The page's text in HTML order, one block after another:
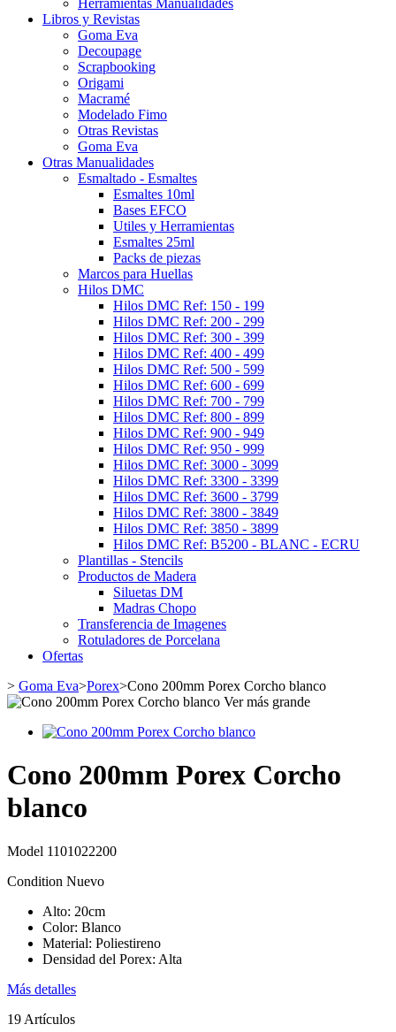
Libros y Revistas
Goma Eva
Decoupage
Scrapbooking
Origami
Macramé
Modelado Fimo
Otras Revistas
Goma Eva
Otras Manualidades
Esmaltado - Esmaltes
Esmaltes 10ml
Bases EFCO
Utiles y Herramientas
Esmaltes 25ml
Packs de piezas
Marcos para Huellas
Hilos DMC
Hilos DMC Ref: 150 - 199
Hilos DMC Ref: 200 - 299
Hilos DMC Ref: 300 - 399
Hilos DMC Ref: 400 - 499
Hilos DMC Ref: 500 - 599
Hilos DMC Ref: 600 - 699
Hilos DMC Ref: 700 - 799
Hilos DMC Ref: 800 - 899
Hilos DMC Ref: 900 - 949
Hilos DMC Ref: 950 - 999
Hilos DMC Ref: 3000 - 3099
Hilos DMC Ref: 3300 - 3399
Hilos DMC Ref: 3600 - 3799
Hilos DMC Ref: 3800 - 3849
Hilos DMC Ref: 3850 - 3899
Hilos DMC Ref: B5200 - BLANC - ECRU
Plantillas - Stencils
Productos de Madera
Siluetas DM
Madras Chopo
Transferencia de Imagenes
Rotuladores de Porcelana
Ofertas
> Goma Eva>Porex>Cono 200mm Porex Corcho blanco
Ver más grande
Cono 200mm Porex Corcho
blanco
Model 1101022200
Condition Nuevo
Alto: 20cm
Color: Blanco
Material: Poliestireno
Densidad del Porex: Alta
Más detalles
19 Artículos